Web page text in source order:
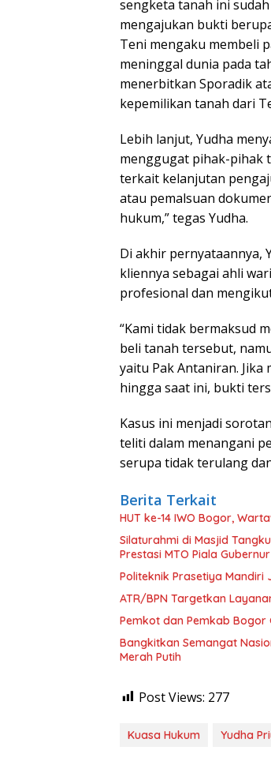
sengketa tanah ini
mengajukan bukti
Teni mengaku membeli
meninggal dunia pada
menerbitkan Sporadik
kepemilikan tanah dari
Lebih lanjut, Yudha
menggugat pihak-pihak
terkait kelanjutan
atau pemalsuan
hukum,” tegas Yudha.
Di akhir pernyataannya,
kliennya sebagai ahli
profesional dan
“Kami tidak bermaksud
beli tanah tersebut,
yaitu Pak Antaniran.
hingga saat ini, bukti
Kasus ini menjadi
teliti dalam menangani
serupa tidak terulang
Berita Terkait
HUT ke-14 IWO Bogor,
Silaturahmi di Masjid
Prestasi MTO Piala
Politeknik Prasetiya
ATR/BPN Targetkan
Pemkot dan Pemkab Bogor
Bangkitkan Semangat
Merah Putih
Post Views: 277
Kuasa Hukum Yudha